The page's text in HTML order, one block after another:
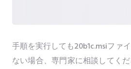
手順を実行しても20b1c.msiファ
ない場合、専門家に相談してく